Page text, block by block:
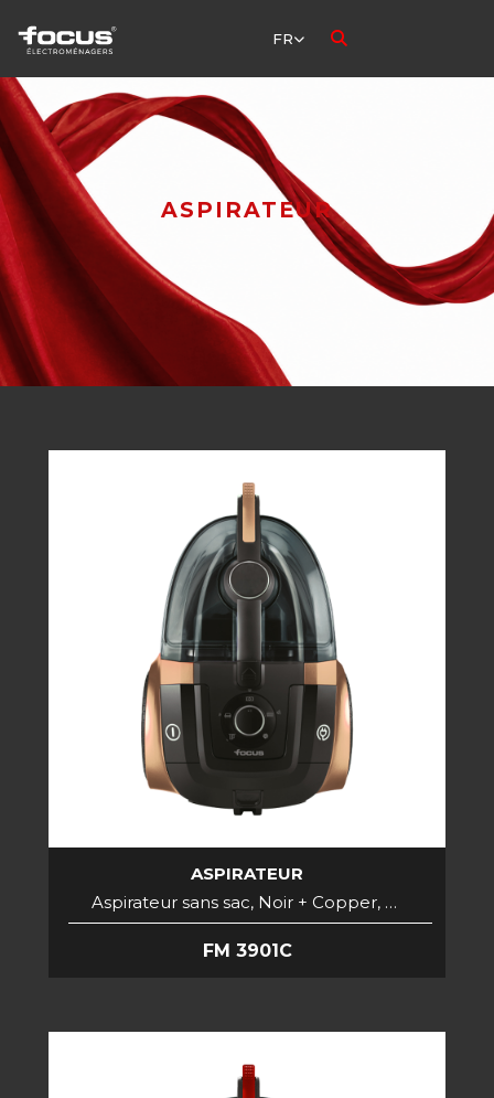
FR
ASPIRATEUR
ASPIRATEUR
Aspirateur sans sac, Noir + Copper, …
FM 3901C